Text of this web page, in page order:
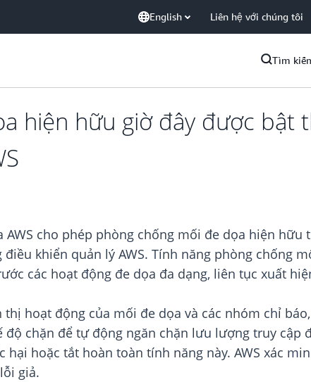
English Liên hệ với chúng tôi
Tìm
hiện hữu giờ đây được bật
cho phép phòng chống mối đe dọa hiện
khiển quản lý AWS. Tính năng phòng chống
các hoạt động đe dọa đa dạng, liên tục xuất
hoạt động của mối đe dọa và các nhóm chỉ
độ chặn để tự động ngăn chặn lưu lượng truy cập
hại hoặc tắt hoàn toàn tính năng này. AWS xác
giả.